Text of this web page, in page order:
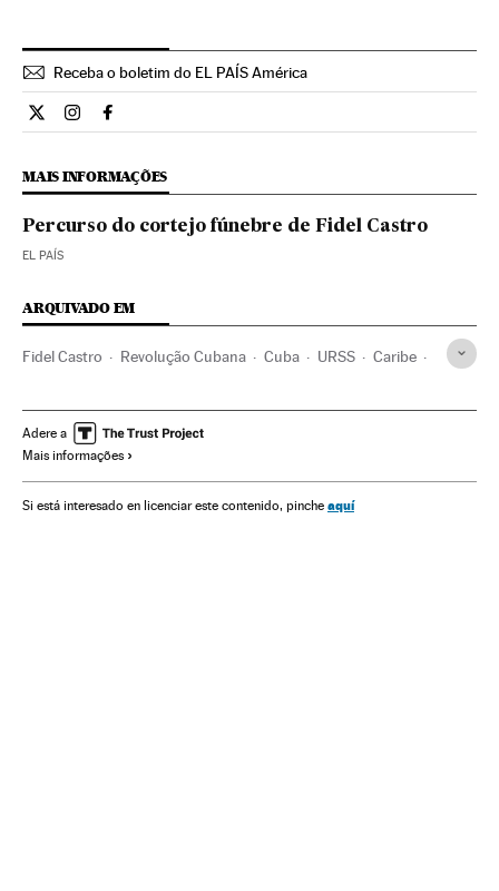
Receba o boletim do EL PAÍS América
Internacional El País Brasil en Twitter
Internacional El País Brasil en Instagram
Internacional El País Brasil en Facebook
MAIS INFORMAÇÕES
Percurso do cortejo fúnebre de Fidel Castro
EL PAÍS
ARQUIVADO EM
Fidel Castro Revolução Cubana Cuba URSS Caribe
Direitos humanos América Latina
História contemporânea
Relações exteriores Problemas sociais Sociedade
Adere a
Mais informações
Si está interesado en licenciar este contenido, pinche aquí